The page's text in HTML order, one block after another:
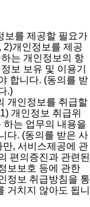
보를 제공할 필요가
2)개인정보를 제공
는 개인정보의 항
보 보유 및 이용기
합니다. (동의를 받
.)
개인정보를 취급할
개인정보 취급위
하는 업무의 내용을
다. (동의를 받은 사
, 서비스제공에 관
편의증진과 관련된
보보호 등에 관한
정보 취급방침을 통
거치지 않아도 됩니